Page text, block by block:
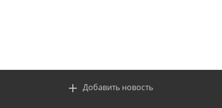
Добавить новость